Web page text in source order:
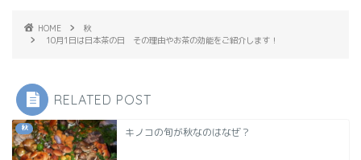
HOME
秋
10月1日は日本茶の日 その理由やお茶の効能をご紹介します！
RELATED POST
秋 キノコの旬が秋なのはなぜ？